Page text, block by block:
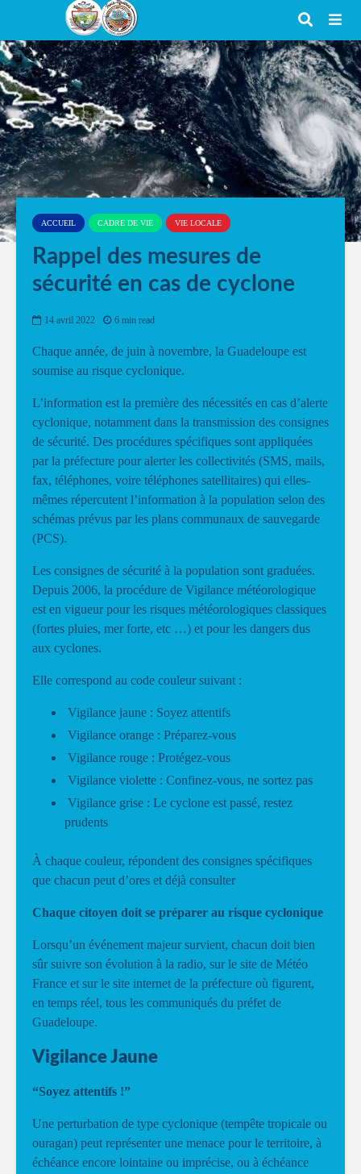
ACCUEIL CADRE DE VIE VIE LOCALE
Rappel des mesures de
sécurité en cas de cyclone
14 avril 2022 6 min read
Chaque année, de juin à novembre, la Guadeloupe est
soumise au risque cyclonique.
L’information est la première des nécessités en cas d’alerte
cyclonique, notamment dans la transmission des consignes
de sécurité. Des procédures spécifiques sont appliquées
par la préfecture pour alerter les collectivités (SMS, mails,
fax, téléphones, voire téléphones satellitaires) qui elles-
mêmes répercutent l’information à la population selon des
schémas prévus par les plans communaux de sauvegarde
(PCS).
Les consignes de sécurité à la population sont graduées.
Depuis 2006, la procédure de Vigilance météorologique
est en vigueur pour les risques météorologiques classiques
(fortes pluies, mer forte, etc …) et pour les dangers dus
aux cyclones.
Elle correspond au code couleur suivant :
Vigilance jaune : Soyez attentifs
Vigilance orange : Préparez-vous
Vigilance rouge : Protégez-vous
Vigilance violette : Confinez-vous, ne sortez pas
Vigilance grise : Le cyclone est passé, restez
prudents
À chaque couleur, répondent des consignes spécifiques
que chacun peut d’ores et déjà consulter
Chaque citoyen doit se préparer au risque cyclonique
Lorsqu’un événement majeur survient, chacun doit bien
sûr suivre son évolution à la radio, sur le site de Météo
France et sur le site internet de la préfecture où figurent,
en temps réel, tous les communiqués du préfet de
Guadeloupe.
Vigilance Jaune
“Soyez attentifs !”
Une perturbation de type cyclonique (tempête tropicale ou
ouragan) peut représenter une menace pour le territoire, à
échéance encore lointaine ou imprécise, ou à échéance